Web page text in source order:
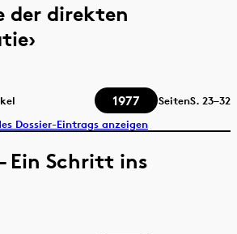
der direkten
1977 SeitenS. 23–32
Dossier-Eintrags anzeigen
Ein Schritt ins